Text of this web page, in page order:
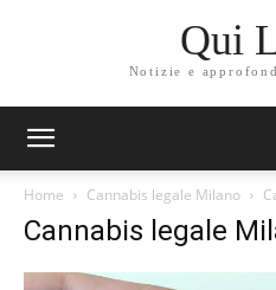
Qui
Notizie e
Home Cannabis legale Milano
Cannabis legale